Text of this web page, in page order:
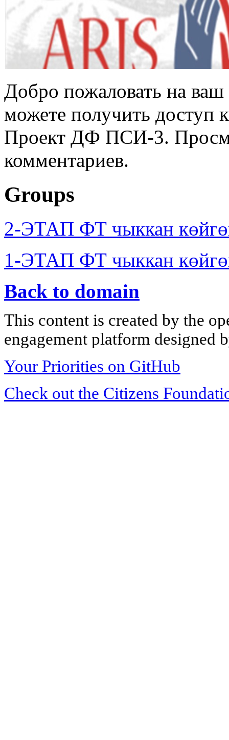
Добро пожаловать на
можете получить доступ
Проект ДФ ПСИ-3.
комментариев.
Groups
2-ЭТАП ФТ чыккан
1-ЭТАП ФТ чыккан
Back to domain
This content is created by the
engagement platform designed
Your Priorities on GitHub
Check out the Citizens